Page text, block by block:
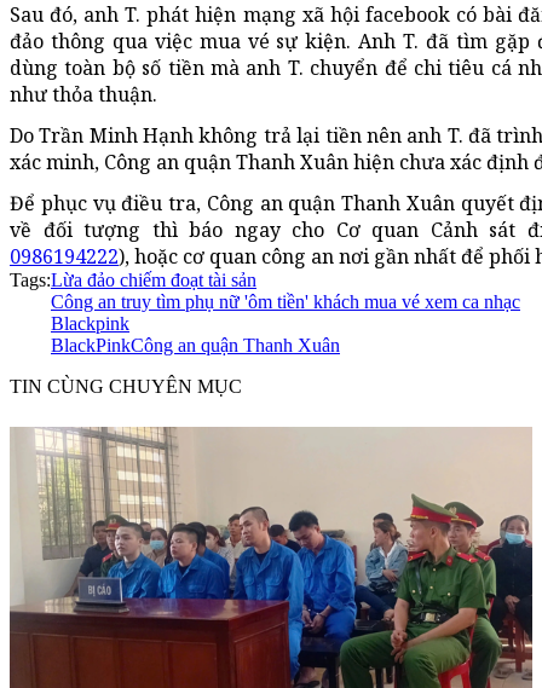
Sau đó, anh T. phát hiện mạng xã hội facebook có bài
đảo thông qua việc mua vé sự kiện. Anh T. đã tìm
dùng toàn bộ số tiền mà anh T. chuyển để chi tiêu cá
như thỏa thuận.
Do Trần Minh Hạnh không trả lại tiền nên anh T. đã
xác minh, Công an quận Thanh Xuân hiện chưa xác
Để phục vụ điều tra, Công an quận Thanh Xuân quyết
về đối tượng thì báo ngay cho Cơ quan Cảnh sát
0986194222), hoặc cơ quan công an nơi gần nhất để
Tags:Lừa đảo chiếm đoạt tài sản
Công an truy tìm phụ nữ 'ôm tiền' khách mua vé xem ca nhạc
Blackpink
BlackPinkCông an quận Thanh Xuân
TIN CÙNG CHUYÊN MỤC